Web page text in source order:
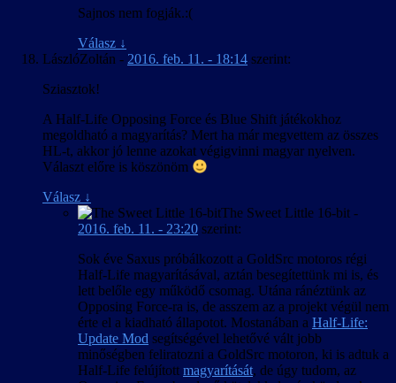
Sajnos nem fogják.:(
Válasz ↓
LászlóZoltán - 2016. feb. 11. - 18:14 szerint:
Sziasztok!
A Half-Life Opposing Force és Blue Shift játékokhoz
megoldható a magyarítás? Mert ha már megvettem az összes
HL-t, akkor jó lenne azokat végigvinni magyar nyelven.
Választ előre is köszönöm
Válasz ↓
The Sweet Little 16-bit -
2016. feb. 11. - 23:20 szerint:
Sok éve Saxus próbálkozott a GoldSrc motoros régi
Half-Life magyarításával, aztán besegítettünk mi is, és
lett belőle egy működő csomag. Utána ránéztünk az
Opposing Force-ra is, de asszem az a projekt végül nem
érte el a kiadható állapotot. Mostanában a Half-Life:
Update Mod segítségével lehetővé vált jobb
minőségben feliratozni a GoldSrc motoron, ki is adtuk a
Half-Life felújított magyarítását, de úgy tudom, az